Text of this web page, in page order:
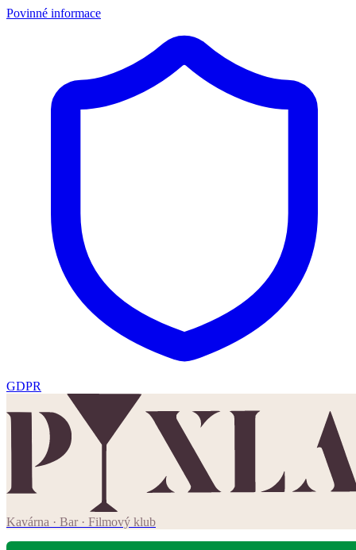
Povinné informace
GDPR
Kavárna · Bar · Filmový klub